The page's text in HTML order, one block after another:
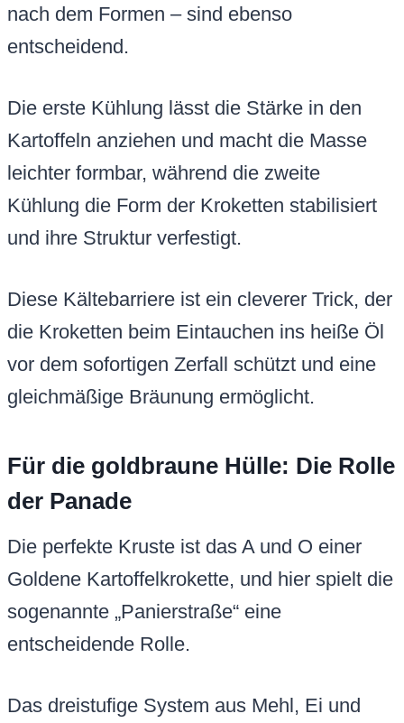
nach dem Formen – sind ebenso
entscheidend.
Die erste Kühlung lässt die Stärke in den
Kartoffeln anziehen und macht die Masse
leichter formbar, während die zweite
Kühlung die Form der Kroketten stabilisiert
und ihre Struktur verfestigt.
Diese Kältebarriere ist ein cleverer Trick, der
die Kroketten beim Eintauchen ins heiße Öl
vor dem sofortigen Zerfall schützt und eine
gleichmäßige Bräunung ermöglicht.
Für die goldbraune Hülle: Die Rolle
der Panade
Die perfekte Kruste ist das A und O einer
Goldene Kartoffelkrokette, und hier spielt die
sogenannte „Panierstraße“ eine
entscheidende Rolle.
Das dreistufige System aus Mehl, Ei und